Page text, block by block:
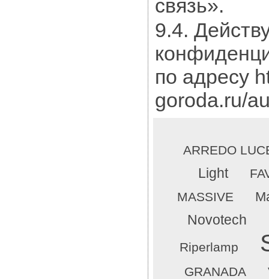
связь».
9.4.
по адресу
goroda.ru/
ARREDO
Light
MASSIVE
Novotech
Riperlamp
GRANADA